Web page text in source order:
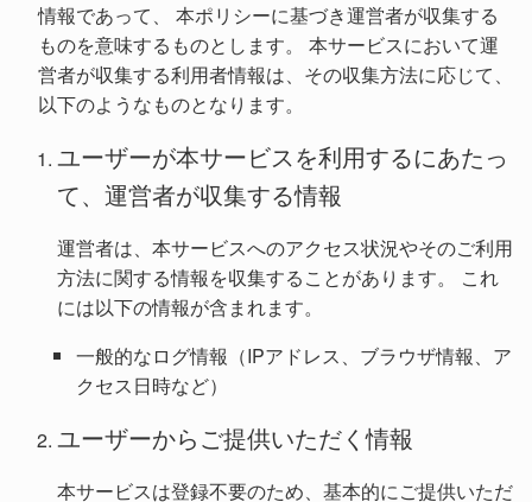
情報であって、 本ポリシーに基づき運営者が収集する
ものを意味するものとします。 本サービスにおいて運
営者が収集する利用者情報は、その収集方法に応じて、
以下のようなものとなります。
ユーザーが本サービスを利用するにあたっ
て、運営者が収集する情報
運営者は、本サービスへのアクセス状況やそのご利用
方法に関する情報を収集することがあります。 これ
には以下の情報が含まれます。
一般的なログ情報（IPアドレス、ブラウザ情報、ア
クセス日時など）
ユーザーからご提供いただく情報
本サービスは登録不要のため、基本的にご提供いただ